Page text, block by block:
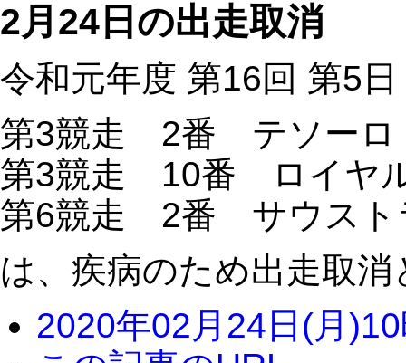
2月24日の出走取消
令和元年度 第16回 第5日
第3競走 2番 テソーロ
第3競走 10番 ロイヤ
第6競走 2番 サウスト
は、疾病のため出走取
2020年02月24日(月